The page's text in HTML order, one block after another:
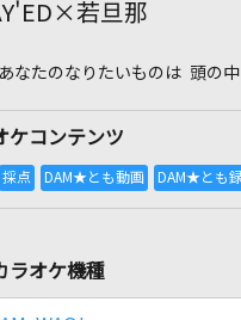
若旦那
あなたのなりたいものは 頭の中
ケコンテンツ
ラオケ機種